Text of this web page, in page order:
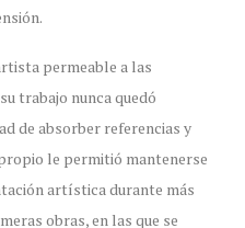
permeable a las
trabajo nunca quedó
de absorber referencias y
le permitió mantenerse
artística durante más
obras, en las que se